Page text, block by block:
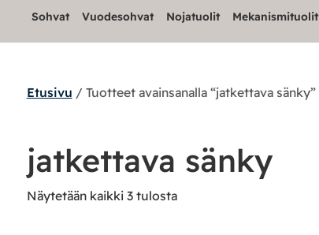
Sohvat
Nojatuolit
Mekanismituolit
Sohvat Vuodesohvat Nojatuolit Mekanismituolit
Etusivu / Tuotteet avainsanalla “jatkettava sänky”
jatkettava sänky
Näytetään kaikki 3 tulosta